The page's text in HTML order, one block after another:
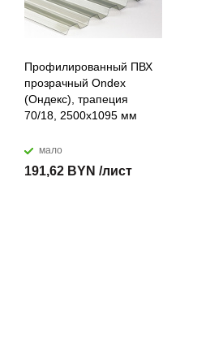
Профилированный ПВХ
прозрачный Ondex
(Ондекс), трапеция
70/18, 2500х1095 мм
мало
191,62 BYN /лист